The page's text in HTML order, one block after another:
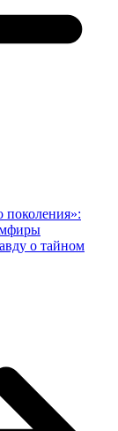
поколения»:
о тайном